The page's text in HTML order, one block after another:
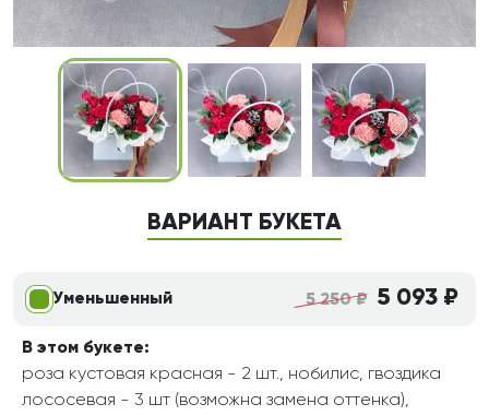
ВАРИАНТ БУКЕТА
Уменьшенный 5 250 ₽ 5 093 ₽
В этом букете:
роза кустовая красная - 2 шт., нобилис, гвоздика
лососевая - 3 шт (возможна замена оттенка),